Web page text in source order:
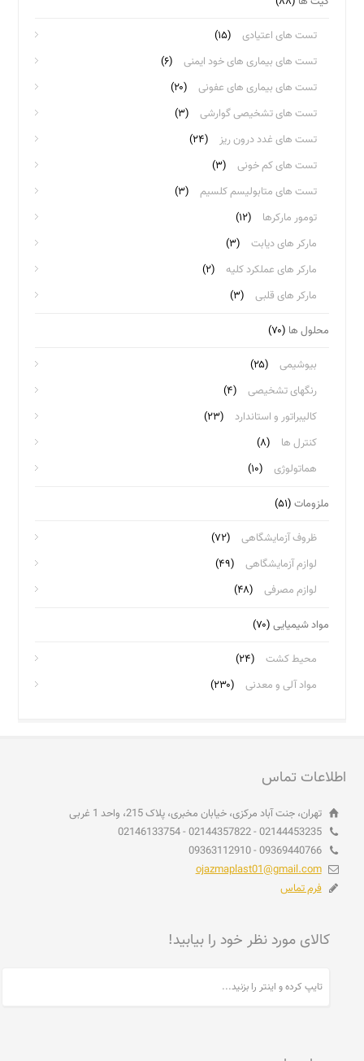
تست های اعتیادی
(۱۵)
تست های بیماری های خود ایمنی
(۶)
تست های بیماری های عفونی
(۲۰)
تست های تشخیصی گوارشی
(۳)
تست های غدد درون ریز
(۲۴)
تست های کم خونی
(۳)
تست های متابولیسم کلسیم
(۳)
تومور مارکرها
(۱۲)
مارکر های دیابت
(۳)
مارکر های عملکرد کلیه
(۲)
مارکر های قلبی
(۳)
محلول ها (۷۰)
بیوشیمی
(۲۵)
رنگهای تشخیصی
(۴)
کالیبراتور و استاندارد
(۲۳)
کنترل ها
(۸)
هماتولوژی
(۱۰)
ملزومات (۵۱)
ظروف آزمایشگاهی
(۷۲)
لوازم آزمایشگاهی
(۴۹)
لوازم مصرفی
(۴۸)
مواد شیمیایی (۷۰)
محیط کشت
(۲۴)
مواد آلی و معدنی
(۲۳۰)
اطلاعات تماس
تهران، جنت آباد مرکزی، خیابان مخبری، پلاک 215، واحد 1 غربی
02144453235 - 02144357822 - 02146133754
09369440766 - 09363112910
ojazmaplast01@gmail.com
فرم تماس
کالای مورد نظر خود را بیابید!